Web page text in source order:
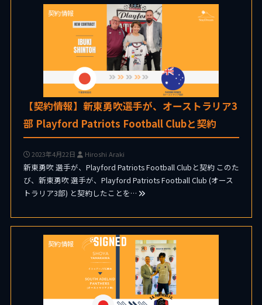
契約情報
【契約情報】新東勇吹選手が、オーストラリア3
部 Playford Patriots Football Clubと契約
2023年4月22日 Hiroshi Araki
新東勇吹 選手が、Playford Patriots Football Clubと契約 このた
び、新東勇吹 選手が、Playford Patriots Football Club (オース
トラリア3部) と契約したことを…
契約情報